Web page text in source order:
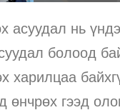
асуудал нь
болоод
харилцаа
өнчрөх гээд